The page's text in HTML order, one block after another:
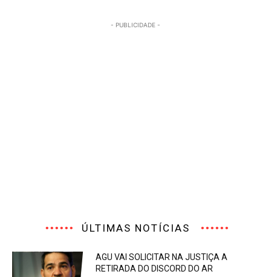
- PUBLICIDADE -
ÚLTIMAS NOTÍCIAS
AGU VAI SOLICITAR NA JUSTIÇA A
RETIRADA DO DISCORD DO AR